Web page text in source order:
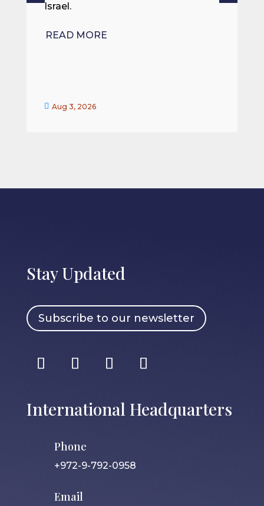
Israel.
READ MORE
 Aug 3, 2026
Stay Updated
Subscribe to our newsletter
International Headquarters
Phone
+972-9-792-0958
Email